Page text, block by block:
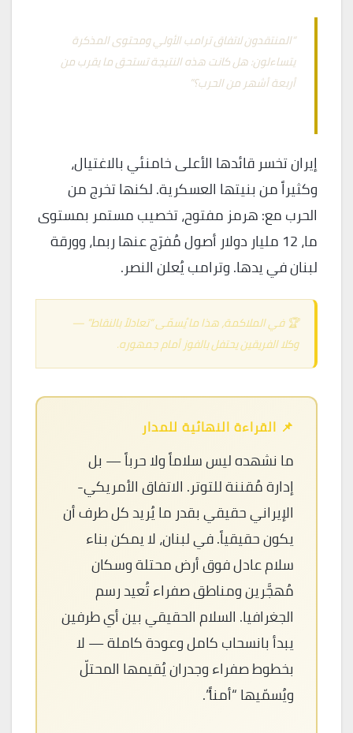
“المنتقدون لاتفاق ترامب الأولي ومحتوى المذكرة
يتساءلون: هل كانت هذه النتيجة تستحق ما يقرب من
أربعة أشهر من الحرب؟”
إيران تخسر قائدها الأعلى خامنئي بالاغتيال،
وكثيراً من بنيتها العسكرية. لكنها تخرج من
الحرب مع: هرمز مفتوح، تخصيب مستمر بمستوى
ما، 12 مليار دولار أصول مُفرَج عنها ربما، وورقة
لبنان في يدها. وترامب يُعلن النصر.
🏆 في الملاكمة، هذا ما يُسمّى “تعادلاً بالنقاط” —
وكلا الفريقين يحتفل بالفوز أمام جمهوره.
📌 القراءة النهائية للمدار
ما نشهده ليس سلاماً ولا حرباً — بل
إدارة مُقننة للتوتر. الاتفاق الأمريكي-
الإيراني حقيقي بقدر ما يُريد كل طرف أن
يكون حقيقياً. في لبنان، لا يمكن بناء
سلام عادل فوق أرض محتلة وسكان
مُهجَّرين ومناطق صفراء تُعيد رسم
الجغرافيا. السلام الحقيقي بين أي طرفين
يبدأ بانسحاب كامل وعودة كاملة — لا
بخطوط صفراء وجدران يُقيمها المحتلّ
ويُسمّيها “أمناً”.